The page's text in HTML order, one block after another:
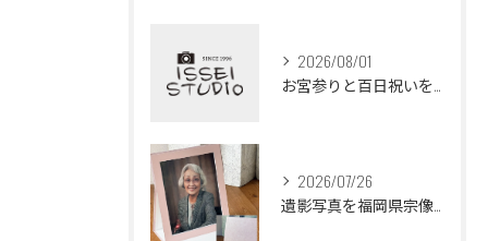
2026/08/01
お宮参りと百日祝いを福岡県宗像市で祖父母と一緒に着物レンタル家族写真で残す方法
2026/07/26
遺影写真を福岡県宗像市でプロが考える修正とコミニュケーションを大切にした男性女性の終活ガイド